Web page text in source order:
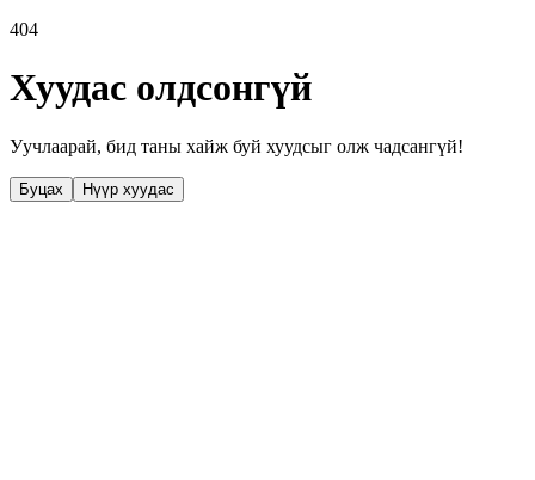
404
Хуудас олдсонгүй
Уучлаарай, бид таны хайж буй хуудсыг олж чадсангүй!
Буцах Нүүр хуудас